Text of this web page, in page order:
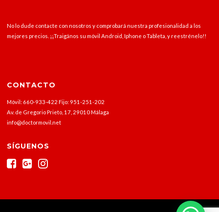
No lo dude contacte con nosotros y comprobará nuestra profesionalidad a los
mejores precios. ¡¡Traigános su móvil Android, Iphone o Tableta, y reestrénelo!!
CONTACTO
Móvil: 660-933-422 Fijo: 951-251-202
Av. de Gregorio Prieto, 17, 29010 Málaga
info@doctormovil.net
SÍGUENOS